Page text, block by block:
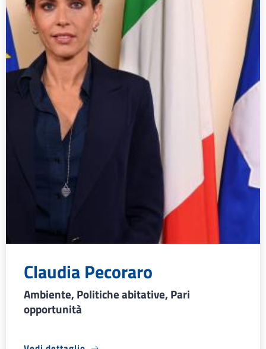
Claudia Pecoraro
Ambiente, Politiche abitative, Pari
opportunità